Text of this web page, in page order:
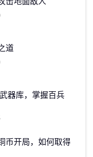
道
器库，掌握百兵
币开局，如何取得